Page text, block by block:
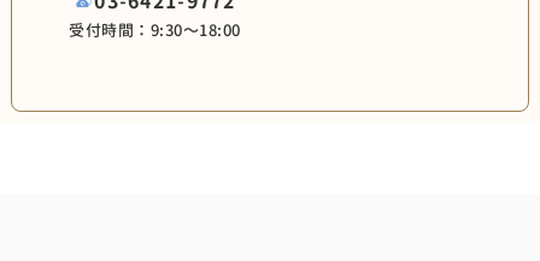
受付時間：9:30〜18:00